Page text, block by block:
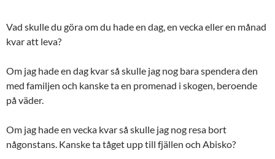
Vad skulle du göra om du hade en dag, en vecka eller en månad
kvar att leva?
Om jag hade en dag kvar så skulle jag nog bara spendera den
med familjen och kanske ta en promenad i skogen, beroende
på väder.
Om jag hade en vecka kvar så skulle jag nog resa bort
någonstans. Kanske ta tåget upp till fjällen och Abisko?